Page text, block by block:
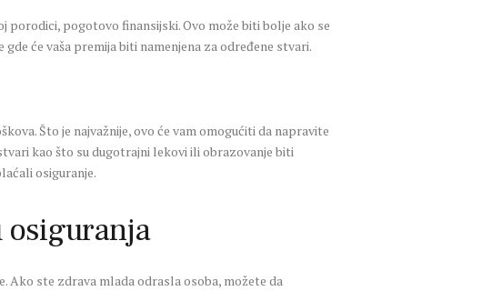
porodici, pogotovo finansijski. Ovo može biti bolje ako se
će vaša premija biti namenjena za određene stvari.
Što je najvažnije, ovo će vam omogućiti da napravite
kao što su dugotrajni lekovi ili obrazovanje biti
osiguranje.
osiguranja
Ako ste zdrava mlada odrasla osoba, možete da